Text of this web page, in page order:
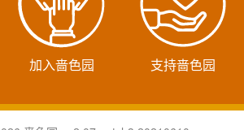
加入啬色园 支持啬色园